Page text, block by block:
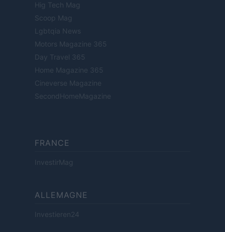
Hig Tech Mag
Scoop Mag
Lgbtqia News
Motors Magazine 365
Day Travel 365
Home Magazine 365
Cineverse Magazine
SecondHomeMagazine
FRANCE
InvestirMag
ALLEMAGNE
Investieren24